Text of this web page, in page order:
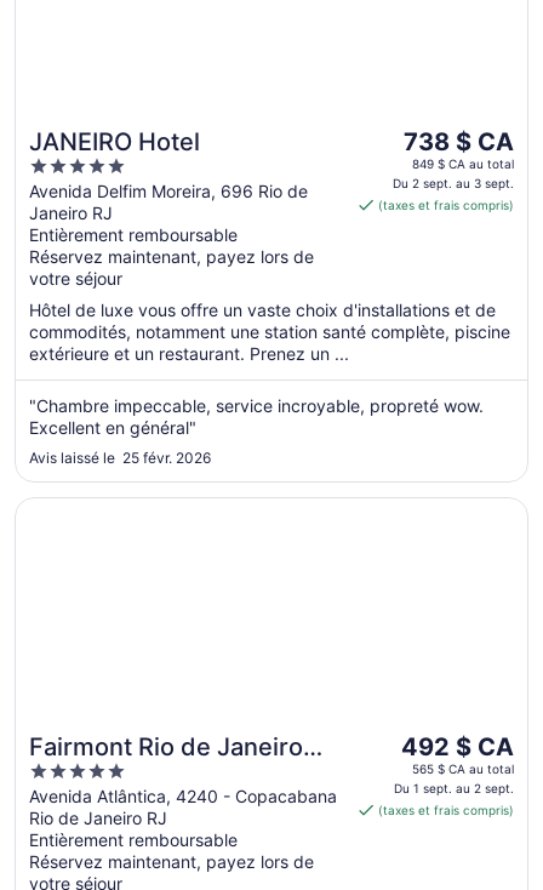
JANEIRO Hotel
5
out
of
5
Avenida Delfim Moreira, 696 Rio de
Janeiro RJ
Entièrement remboursable
Réservez maintenant, payez lors de
votre séjour
Le
prix
est
de 738 $ CA
sept.
au 3
738 $ CA
849 $ CA au total
Du 2 sept. au 3 sept.
(taxes et frais compris)
Hôtel de luxe vous offre un vaste choix d'installations et de
commodités, notamment une station santé complète, piscine
extérieure et un restaurant. Prenez un ...
"Chambre impeccable, service incroyable, propreté wow.
Excellent en général"
Avis laissé le 25 févr. 2026
Fairmont Rio de Janeiro
Copacabana
5
out
of
5
Avenida Atlântica, 4240 - Copacabana
Rio de Janeiro RJ
Entièrement remboursable
Réservez maintenant, payez lors de
votre séjour
Le
prix
est
de 492 $ CA
492 $ CA
565 $ CA au total
Du 1 sept. au 2 sept.
(taxes et frais compris)
S’ouvre dans une nouvelle fenêtre
Fairmont Rio de Janeiro Copacabana